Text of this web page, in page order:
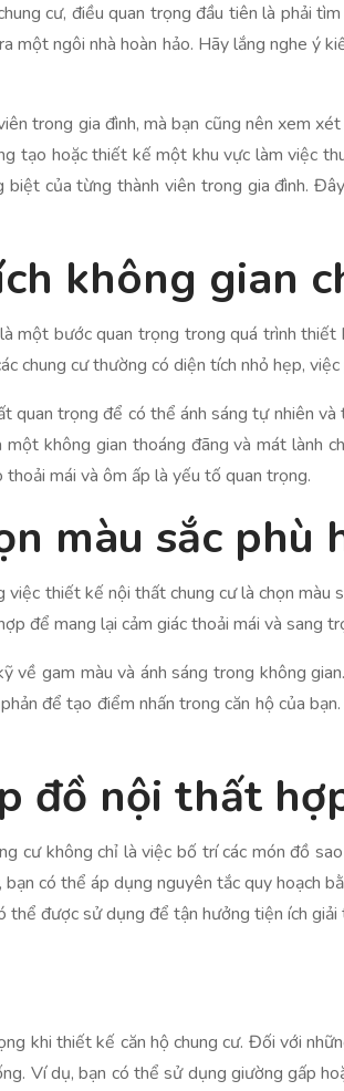
cư, điều quan trọng đầu tiên là phải
một ngôi nhà hoàn hảo. Hãy lắng nghe ý
trong gia đình, mà bạn cũng nên xem
tạo hoặc thiết kế một khu vực làm việc
của từng thành viên trong gia đình.
không gian
một bước quan trọng trong quá trình
chung cư thường có diện tích nhỏ hẹp,
quan trọng để có thể ánh sáng tự nhiên
không gian thoáng đãng và mát lành
mái và ôm ấp là yếu tố quan trọng.
màu sắc phù
thiết kế nội thất chung cư là chọn màu
để mang lại cảm giác thoải mái và sang
về gam màu và ánh sáng trong không
để tạo điểm nhấn trong căn hộ của
đồ nội thất
cư không chỉ là việc bố trí các món đồ
có thể áp dụng nguyên tắc quy hoạch
thể được sử dụng để tận hưởng tiện ích
khi thiết kế căn hộ chung cư. Đối với
Ví dụ, bạn có thể sử dụng giường gấp